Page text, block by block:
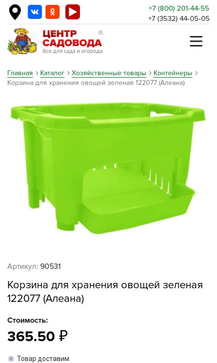
+7 (800) 201-44-55
+7 (3532) 44-05-05
Главная Каталог Хозяйственные товары
Контейнеры
Корзина для хранения овощей зеленая 122077 (Алеана)
Артикул: 90531
Корзина для хранения овощей зеленая
122077 (Алеана)
Стоимость:
365.50
Товар доставим